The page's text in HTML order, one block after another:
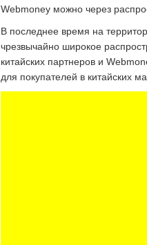
Webmoney можно через
В последнее время на
чрезвычайно широкое
китайских партнеров и
для покупателей в китайских